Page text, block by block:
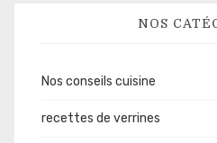
NOS
Nos conseils cuisine
recettes de verrines